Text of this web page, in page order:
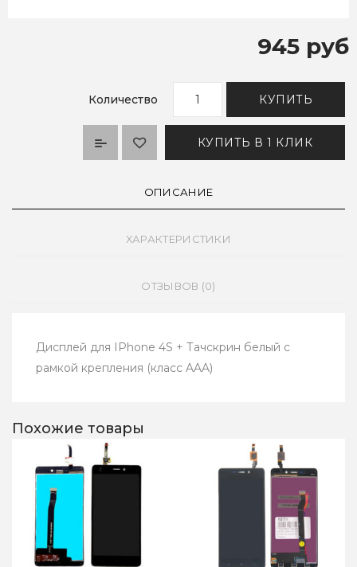
945 руб
Количество КУПИТЬ
КУПИТЬ В 1 КЛИК
ОПИСАНИЕ
ХАРАКТЕРИСТИКИ
ОТЗЫВОВ (0)
Дисплей для IPhone 4S + Тачскрин белый с
рамкой крепления (класс AAA)
Похожие товары